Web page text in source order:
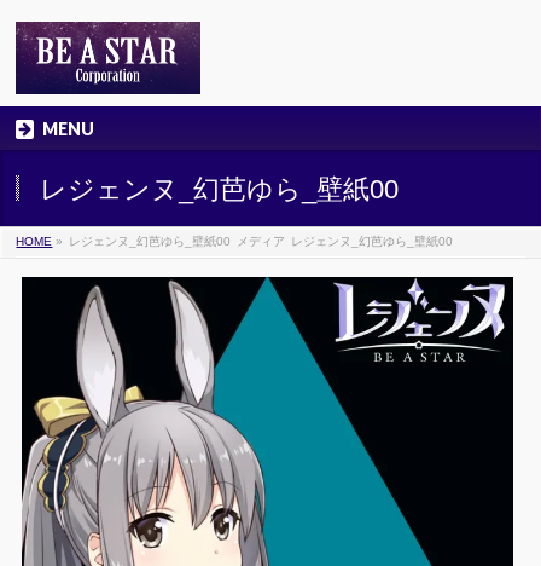
MENU
レジェンヌ_幻芭ゆら_壁紙00
HOME » レジェンヌ_幻芭ゆら_壁紙00 メディア レジェンヌ_幻芭ゆら_壁紙00